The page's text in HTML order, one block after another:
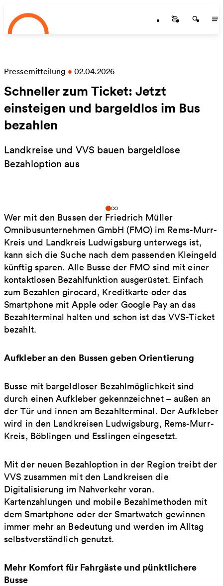
Zum Hauptinhalt springen
Startseite
Pressemitteilung • 02.04.2026
Schneller zum Ticket: Jetzt
einsteigen und bargeldlos im Bus
bezahlen
Landkreise und VVS bauen bargeldlose
Bezahloption aus
Wer mit den Bussen der Friedrich Müller
Omnibusunternehmen GmbH (FMO) im Rems-Murr-
Kreis und Landkreis Ludwigsburg unterwegs ist,
kann sich die Suche nach dem passenden Kleingeld
künftig sparen. Alle Busse der FMO sind mit einer
kontaktlosen Bezahlfunktion ausgerüstet. Einfach
zum Bezahlen girocard, Kreditkarte oder das
Smartphone mit Apple oder Google Pay an das
Bezahlterminal halten und schon ist das VVS-Ticket
bezahlt.
Aufkleber an den Bussen geben Orientierung
Busse mit bargeldloser Bezahlmöglichkeit sind
durch einen Aufkleber gekennzeichnet – außen an
der Tür und innen am Bezahlterminal. Der Aufkleber
wird in den Landkreisen Ludwigsburg, Rems-Murr-
Kreis, Böblingen und Esslingen eingesetzt.
Mit der neuen Bezahloption in der Region treibt der
VVS zusammen mit den Landkreisen die
Digitalisierung im Nahverkehr voran.
Kartenzahlungen und mobile Bezahlmethoden mit
dem Smartphone oder der Smartwatch gewinnen
immer mehr an Bedeutung und werden im Alltag
selbstverständlich genutzt.
Mehr Komfort für Fahrgäste und pünktlichere
Busse